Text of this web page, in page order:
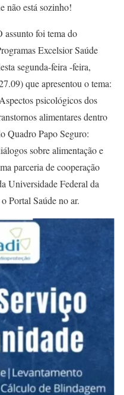
não está sozinho!
assunto foi tema do
Excelsior Saúde
segunda-feira -feira,
que apresentou o tema:
Aspectos psicológicos dos
alimentares dentro
Quadro Papo Seguro:
sobre alimentação e
parceria de cooperação
Universidade Federal da
Portal Saúde no ar.